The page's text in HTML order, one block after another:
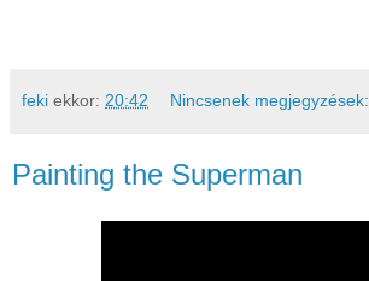
feki ekkor: 20:42 Nincsenek megjegyzések:
Painting the Superman